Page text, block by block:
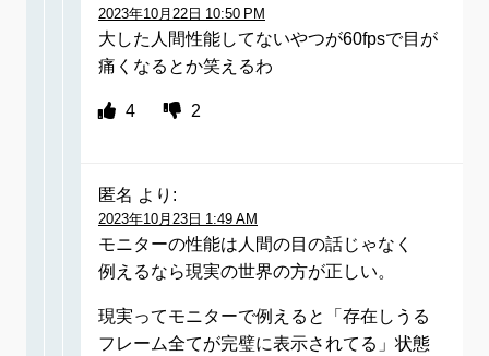
2023年10月22日 10:50 PM
大した人間性能してないやつが60fpsで目が
痛くなるとか笑えるわ
4 2
匿名 より:
2023年10月23日 1:49 AM
モニターの性能は人間の目の話じゃなく
例えるなら現実の世界の方が正しい。
現実ってモニターで例えると「存在しうる
フレーム全てが完璧に表示されてる」状態